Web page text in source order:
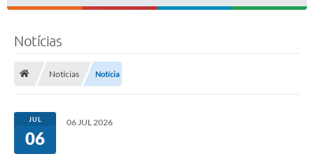
Notícias
Notícias Notícia
JUL
06
06 JUL 2026